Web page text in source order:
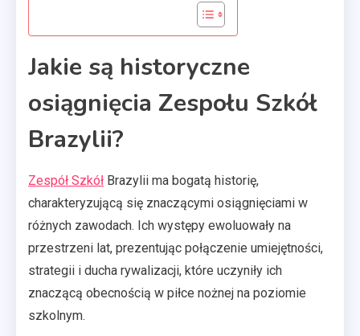
Jakie są historyczne
osiągnięcia Zespołu Szkół
Brazylii?
Zespół Szkół Brazylii ma bogatą historię,
charakteryzującą się znaczącymi osiągnięciami w
różnych zawodach. Ich występy ewoluowały na
przestrzeni lat, prezentując połączenie umiejętności,
strategii i ducha rywalizacji, które uczyniły ich
znaczącą obecnością w piłce nożnej na poziomie
szkolnym.